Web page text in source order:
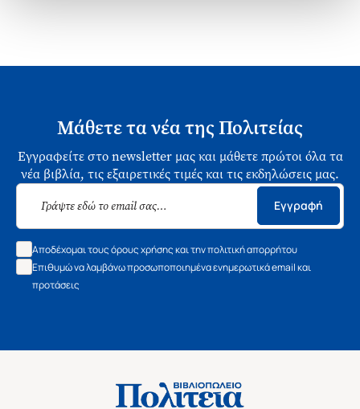
Μάθετε τα νέα της Πολιτείας
Εγγραφείτε στο newsletter μας και μάθετε πρώτοι όλα τα
νέα βιβλία, τις εξαιρετικές τιμές και τις εκδηλώσεις μας.
Εγγραφή
Αποδέχομαι τους όρους χρήσης και την πολιτική απορρήτου
Επιθυμώ να λαμβάνω προσωποποιημένα ενημερωτικά email και
προτάσεις